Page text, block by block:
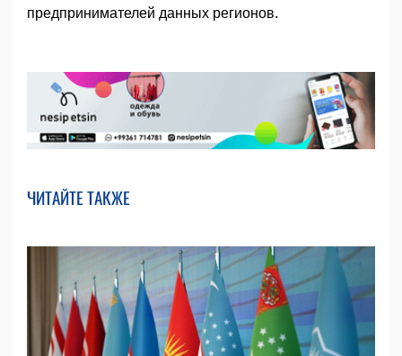
предпринимателей данных регионов.
ЧИТАЙТЕ ТАКЖЕ